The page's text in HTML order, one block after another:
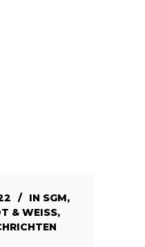
IN SGM,
& WEISS
,